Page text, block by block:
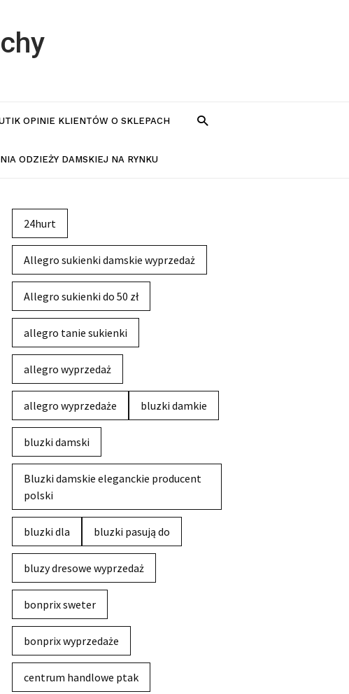
OPINIE KLIENTÓW O SKLEPACH
ODZIEŻY DAMSKIEJ NA RYNKU
24hurt
Allegro sukienki damskie wyprzedaż
Allegro sukienki do 50 zł
allegro tanie sukienki
allegro wyprzedaż
allegro wyprzedaże bluzki damkie
bluzki damski
Bluzki damskie eleganckie producent
polski
bluzki dla bluzki pasują do
bluzy dresowe wyprzedaż
bonprix sweter
bonprix wyprzedaże
centrum handlowe ptak